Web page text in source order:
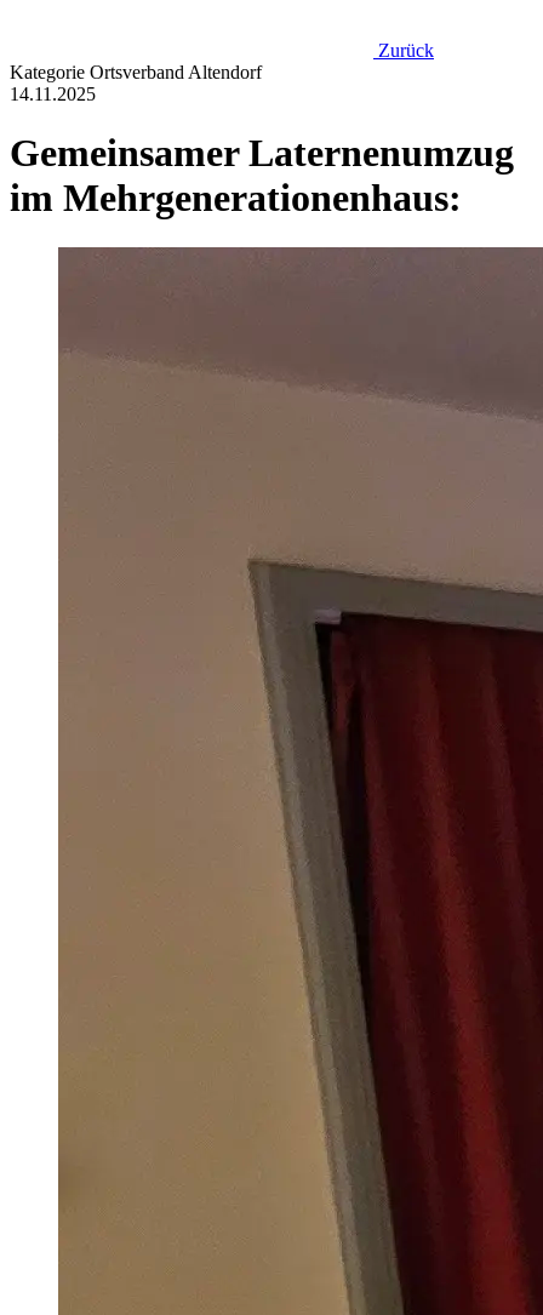
Zurück
Kategorie Ortsverband Altendorf
14.11.2025
Gemeinsamer Laternenumzug
im Mehrgenerationenhaus: